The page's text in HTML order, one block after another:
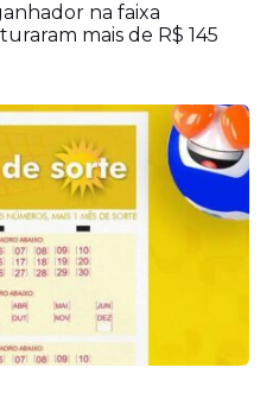
na faixa
mais de R$ 145